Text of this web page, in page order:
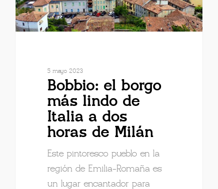
5 mayo 2023
Bobbio: el borgo
más lindo de
Italia a dos
horas de Milán
Este pintoresco pueblo en la
región de Emilia-Romaña es
un lugar encantador para